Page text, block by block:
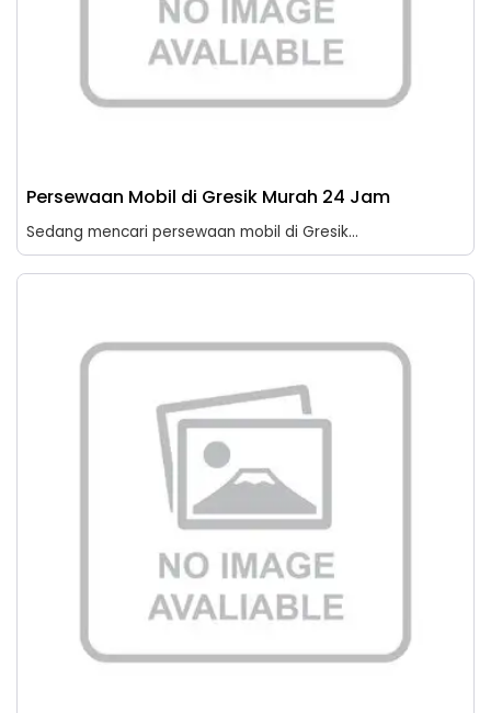
Persewaan Mobil di Gresik Murah 24 Jam
Sedang mencari persewaan mobil di Gresik...